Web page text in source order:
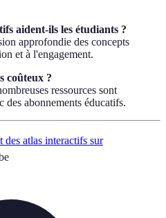
aident-ils les étudiants ?
approfondie des concepts
et à l'engagement.
coûteux ?
ressources sont
des abonnements éducatifs.
des atlas interactifs sur